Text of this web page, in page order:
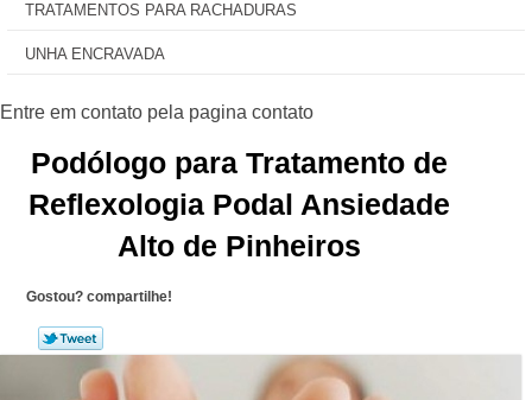
TRATAMENTOS PARA RACHADURAS
UNHA ENCRAVADA
Podólogo para Tratamento de
Reflexologia Podal Ansiedade
Alto de Pinheiros
Gostou? compartilhe!